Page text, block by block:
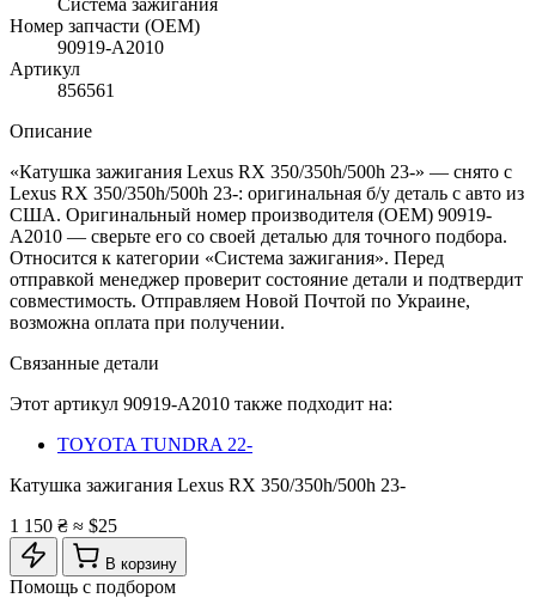
Номер запчасти (OEM)
90919-A2010
Артикул
856561
Описание
«Катушка зажигания Lexus RX 350/350h/500h 23-» — снято с
Lexus RX 350/350h/500h 23-: оригинальная б/у деталь с авто из
США. Оригинальный номер производителя (OEM) 90919-
A2010 — сверьте его со своей деталью для точного подбора.
Относится к категории «Система зажигания». Перед
отправкой менеджер проверит состояние детали и подтвердит
совместимость. Отправляем Новой Почтой по Украине,
возможна оплата при получении.
Связанные детали
Этот артикул 90919-A2010 также подходит на:
TOYOTA TUNDRA 22-
Катушка зажигания Lexus RX 350/350h/500h 23-
1 150 ₴ ≈ $25
В корзину
Помощь с подбором